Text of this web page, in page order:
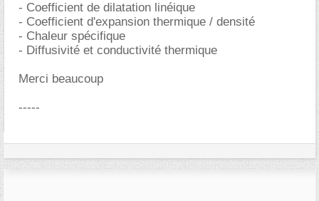
- Coefficient de dilatation linéique
- Coefficient d'expansion thermique / densité
- Chaleur spécifique
- Diffusivité et conductivité thermique
Merci beaucoup
-----